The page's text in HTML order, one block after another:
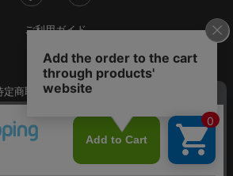
ご利用ガイド
会社概要
定商取引法に基づく表記
ご利用規約